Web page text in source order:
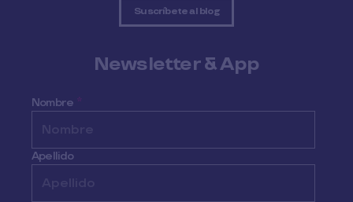
Suscríbete al blog
Newsletter & App
Nombre *
Apellido